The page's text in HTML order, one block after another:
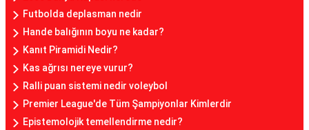
Futbolda deplasman nedir
Hande balığının boyu ne kadar?
Kanıt Piramidi Nedir?
Kas ağrısı nereye vurur?
Ralli puan sistemi nedir voleybol
Premier League'de Tüm Şampiyonlar Kimlerdir
Epistemolojik temellendirme nedir?